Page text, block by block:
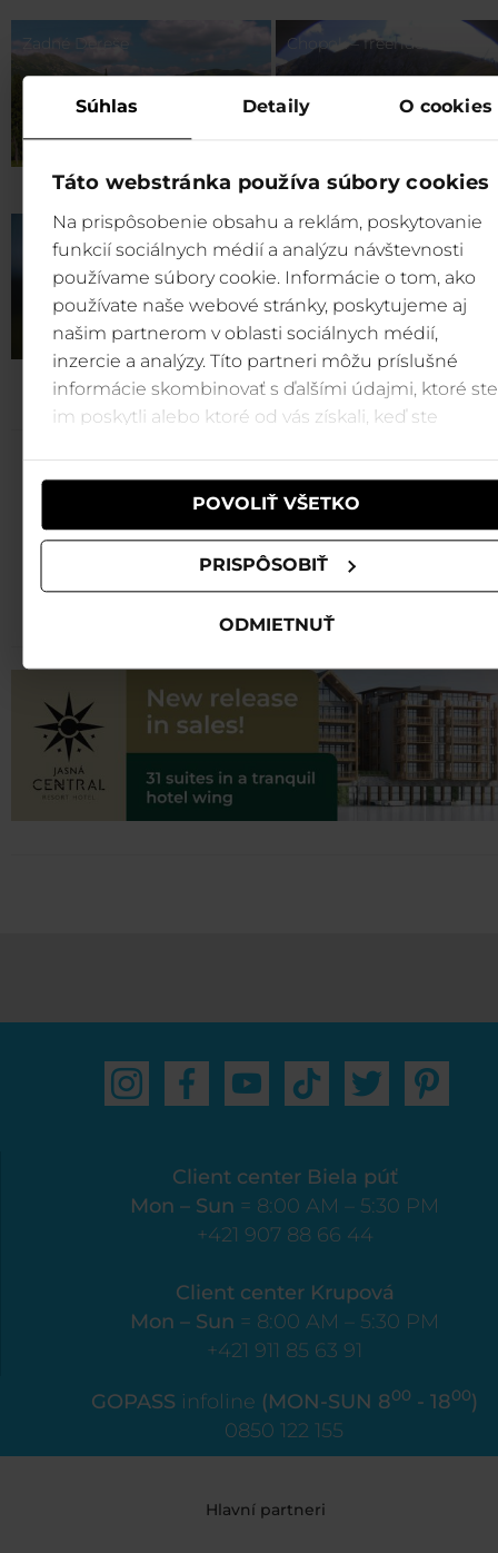
Súhlas Detaily O cookies
Táto webstránka používa súbory cookies
Na prispôsobenie obsahu a reklám, poskytovanie
funkcií sociálnych médií a analýzu návštevnosti
používame súbory cookie. Informácie o tom, ako
používate naše webové stránky, poskytujeme aj
našim partnerom v oblasti sociálnych médií,
inzercie a analýzy. Títo partneri môžu príslušné
informácie skombinovať s ďalšími údajmi, ktoré ste
im poskytli alebo ktoré od vás získali, keď ste
POVOLIŤ VŠETKO
PRISPÔSOBIŤ
ODMIETNUŤ
Zadné Dereše Chopok – freeride zone
Rovná Hoľa
Jasná cable car tickets are
at the best prices online ongopass.travel
Buy
Client center Biela púť
Mon – Sun = 8:00 AM – 5:30 PM
+421 907 88 66 44
Client center Krupová
Mon – Sun = 8:00 AM – 5:30 PM
+421 911 85 63 91
GOPASS infoline (MON-SUN 800 - 1800)
0850 122 155
Hlavní partneri